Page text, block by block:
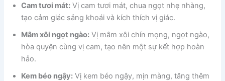
Cam tươi mát: Vị cam tươi mát, chua ngọt nhẹ nhàng,
tạo cảm giác sảng khoái và kích thích vị giác.
Mâm xôi ngọt ngào: Vị mâm xôi chín mọng, ngọt ngào,
hòa quyện cùng vị cam, tạo nên một sự kết hợp hoàn
hảo.
Kem béo ngậy: Vị kem béo ngậy, mịn màng, tăng thêm